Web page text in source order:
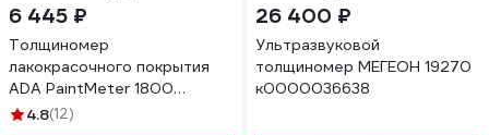
6 445 ₽
Толщиномер
лакокрасочного покрытия
ADA PaintMeter 1800
А00656
4.8(12)
26 400 ₽
Ультразвуковой
толщиномер МЕГЕОН 19270
к0000036638